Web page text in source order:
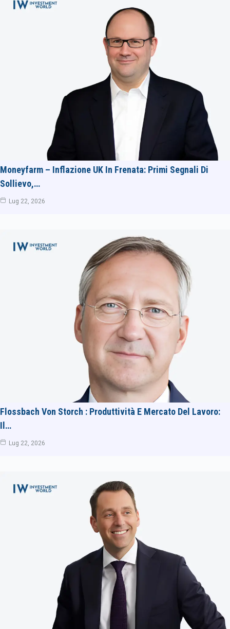
Moneyfarm – Inflazione UK In Frenata: Primi Segnali Di
Sollievo,…
Lug 22, 2026
Flossbach Von Storch : Produttività E Mercato Del Lavoro:
Il…
Lug 22, 2026